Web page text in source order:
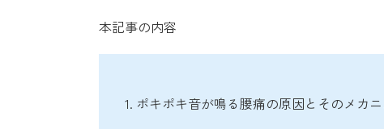
本記事の内容
1. ポキポキ音が鳴る腰痛の原因とそのメカ